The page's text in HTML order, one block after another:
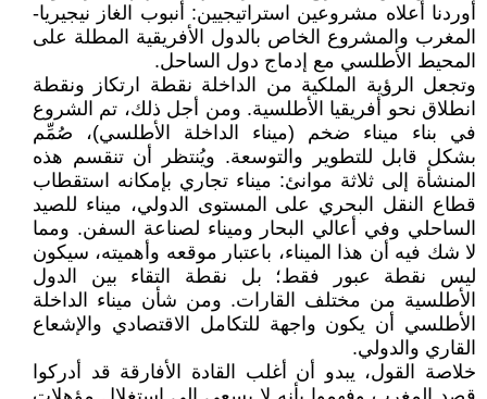
أوردنا أعلاه مشروعين استراتيجيين: أنبوب الغاز نيجيريا-
المغرب والمشروع الخاص بالدول الأفريقية المطلة على
المحيط الأطلسي مع إدماج دول الساحل.
وتجعل الرؤية الملكية من الداخلة نقطة ارتكاز ونقطة
انطلاق نحو أفريقيا الأطلسية. ومن أجل ذلك، تم الشروع
في بناء ميناء ضخم (ميناء الداخلة الأطلسي)، صُمِّم
بشكل قابل للتطوير والتوسعة. ويُنتظر أن تنقسم هذه
المنشأة إلى ثلاثة موانئ: ميناء تجاري بإمكانه استقطاب
قطاع النقل البحري على المستوى الدولي، ميناء للصيد
الساحلي وفي أعالي البحار وميناء لصناعة السفن. ومما
لا شك فيه أن هذا الميناء، باعتبار موقعه وأهميته، سيكون
ليس نقطة عبور فقط؛ بل نقطة التقاء بين الدول
الأطلسية من مختلف القارات. ومن شأن ميناء الداخلة
الأطلسي أن يكون واجهة للتكامل الاقتصادي والإشعاع
القاري والدولي.
خلاصة القول، يبدو أن أغلب القادة الأفارقة قد أدركوا